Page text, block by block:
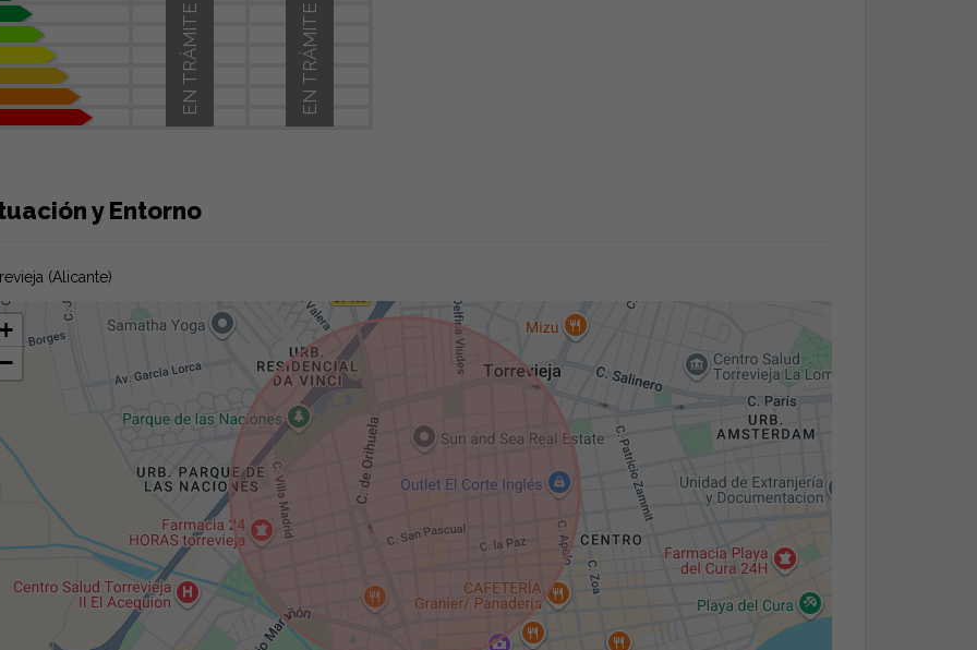
EN TRÁMITE
EN TRÁMITE
y Entorno
(Alicante)
+
−